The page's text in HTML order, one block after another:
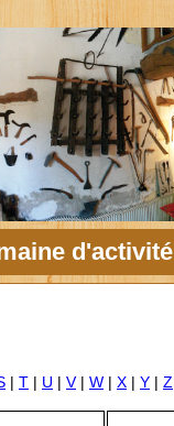
d'activité
| T| U | V| W| X| Y| Z